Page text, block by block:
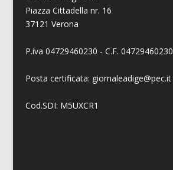
Piazza Cittadella nr. 16
37121 Verona
P.iva 04729460230 - C.F. 04729460230
Posta certificata: giornaleadige@pec.it
Cod.SDI: M5UXCR1